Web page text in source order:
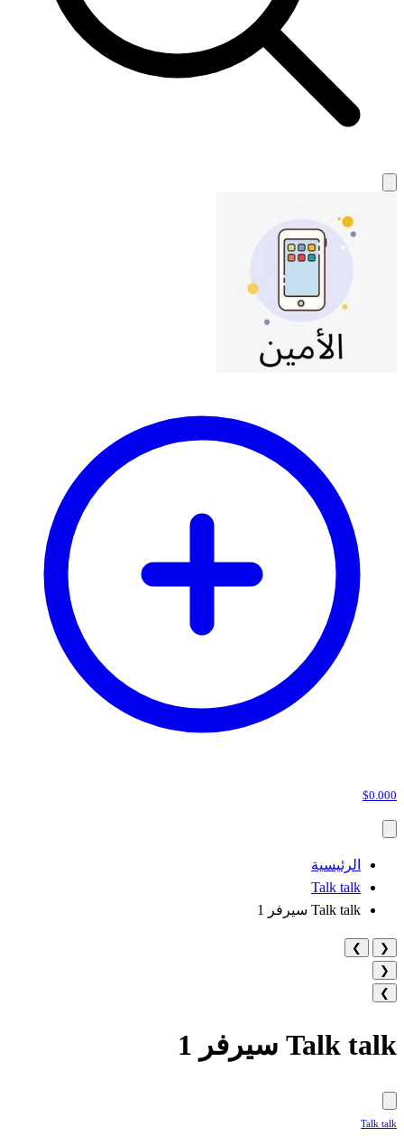
$0.000
الرئيسية
Talk talk
Talk talk سيرفر 1
❮
❯
❮
❯
Talk talk سيرفر 1
Talk talk